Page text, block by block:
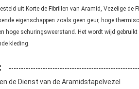
uit Korte de Fibrillen van Aramid, Vezelige de
eigenschappen zoals geen geur, hoge
hoge schuringsweerstand. Het wordt wijd
kleding.
de Dienst van de Aramidstapelvezel